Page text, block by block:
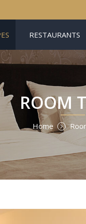
RESTAURANTS
ROOM
Home